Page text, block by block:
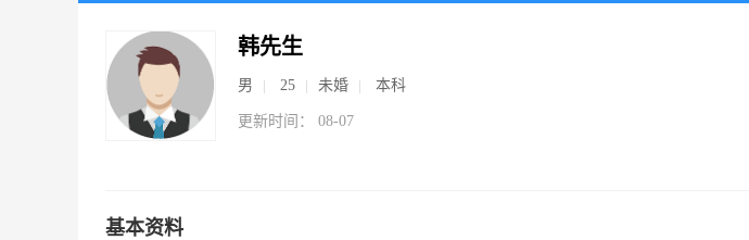
韩先生
男 25 未婚 本科
更新时间： 08-07
基本资料